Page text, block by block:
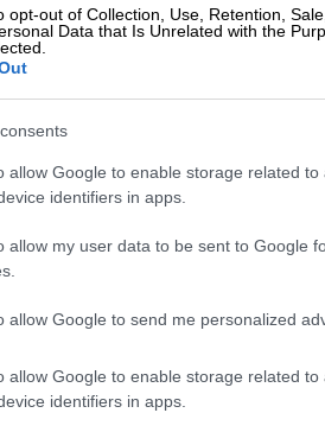
opt-out of Collection, Use, Retention,
Data that Is Unrelated with the
allow Google to enable storage related
identifiers in apps.
allow my user data to be sent to Google
allow Google to send me personalized
allow Google to enable storage related to
identifiers in apps.
σε μια γενική
τους ενόπλους της Χαμάς
όπως είπα, για να
βοήθεια να εισέλθει
αυτή τη στιγμή».
πως είχε τεθεί σε
και νέα πλήγματα
τη «μεγάλη ανησυχία» του
Όχθη για τον θάνατο